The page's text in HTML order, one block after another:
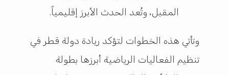
المقبل، وتُعد الحدث الأبرز إقليمياً.
وتأتي هذه الخطوات لتؤكد ريادة دولة قطر في
تنظيم الفعاليات الرياضية أبرزها بطولة